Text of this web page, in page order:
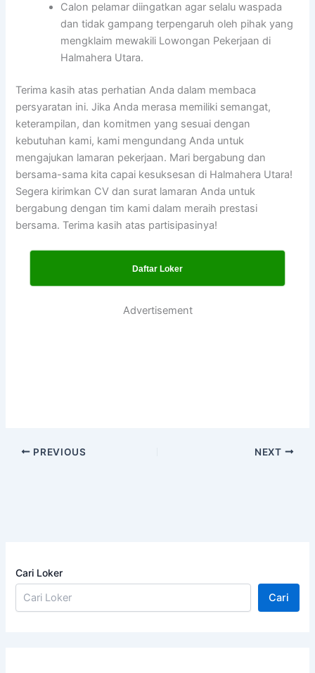
Calon pelamar diingatkan agar selalu waspada
dan tidak gampang terpengaruh oleh pihak yang
mengklaim mewakili Lowongan Pekerjaan di
Halmahera Utara.
Terima kasih atas perhatian Anda dalam membaca
persyaratan ini. Jika Anda merasa memiliki semangat,
keterampilan, dan komitmen yang sesuai dengan
kebutuhan kami, kami mengundang Anda untuk
mengajukan lamaran pekerjaan. Mari bergabung dan
bersama-sama kita capai kesuksesan di Halmahera Utara!
Segera kirimkan CV dan surat lamaran Anda untuk
bergabung dengan tim kami dalam meraih prestasi
bersama. Terima kasih atas partisipasinya!
Daftar Loker
Advertisement
PREVIOUS NEXT
Cari Loker
Cari